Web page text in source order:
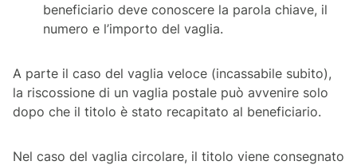
beneficiario deve conoscere la parola chiave, il
numero e l’importo del vaglia.
A parte il caso del vaglia veloce (incassabile subito),
la riscossione di un vaglia postale può avvenire solo
dopo che il titolo è stato recapitato al beneficiario.
Nel caso del vaglia circolare, il titolo viene consegnato